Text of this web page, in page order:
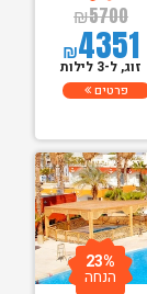
₪5700
₪4351
זוג, ל-3 לילות
פרטים
23%
הנחה